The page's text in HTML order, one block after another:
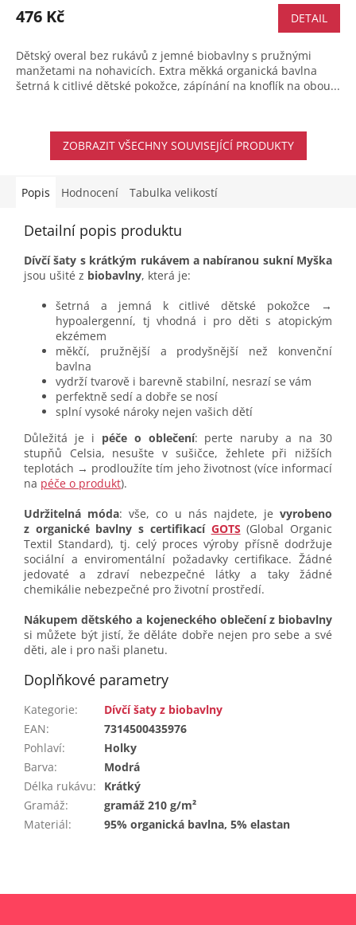
produktu
z
5
hvězdiček.
476 Kč DETAIL
Dětský overal bez rukávů z jemné biobavlny s pružnými
manžetami na nohavicích. Extra měkká organická bavlna
šetrná k citlivé dětské pokožce, zápínání na knoflík na obou...
ZOBRAZIT VŠECHNY SOUVISEJÍCÍ PRODUKTY
Popis Hodnocení Tabulka velikostí
Detailní popis produktu
Dívčí šaty s krátkým rukávem a nabíranou sukní Myška
jsou ušité z biobavlny, která je:
šetrná a jemná k citlivé dětské pokožce →
hypoalergenní, tj vhodná i pro děti s atopickým
ekzémem
měkčí, pružnější a prodyšnější než konvenční
bavlna
vydrží tvarově i barevně stabilní, nesrazí se vám
perfektně sedí a dobře se nosí
splní vysoké nároky nejen vašich dětí
Důležitá je i péče o oblečení: perte naruby a na 30
stupňů Celsia, nesušte v sušičce, žehlete při nižších
teplotách → prodloužíte tím jeho životnost (více informací
na péče o produkt).
Udržitelná móda: vše, co u nás najdete, je vyrobeno
z organické bavlny s certifikací GOTS (Global Organic
Textil Standard), tj. celý proces výroby přísně dodržuje
sociální a enviromentální požadavky certifikace. Žádné
jedovaté a zdraví nebezpečné látky a taky žádné
chemikálie nebezpečné pro životní prostředí.
Nákupem dětského a kojeneckého oblečení z biobavlny
si můžete být jistí, že děláte dobře nejen pro sebe a své
děti, ale i pro naši planetu.
Doplňkové parametry
Kategorie:
Dívčí šaty z biobavlny
EAN:
7314500435976
Pohlaví:
Holky
Barva:
Modrá
Délka rukávu:
Krátký
Gramáž:
gramáž 210 g/m²
Materiál: 95% organická bavlna, 5% elastan